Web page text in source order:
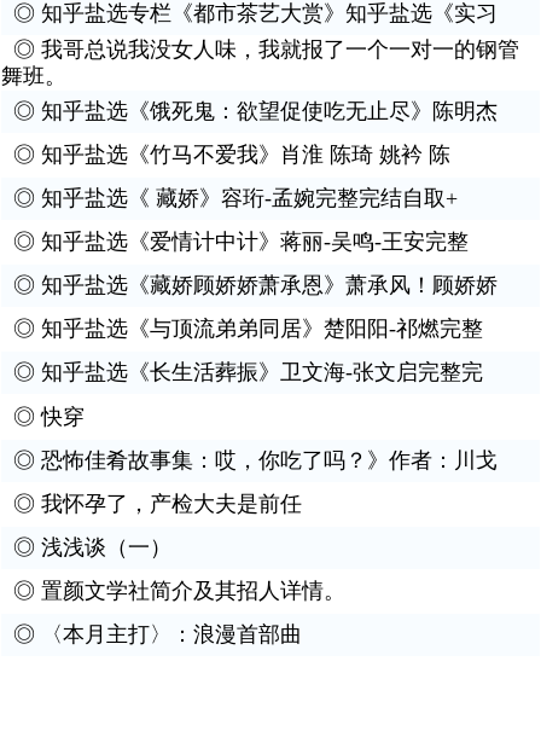
◎ 知乎盐选专栏《都市茶艺大赏》知乎盐选《实习
◎ 我哥总说我没女人味，我就报了一个一对一的钢管
舞班。
◎ 知乎盐选《饿死鬼：欲望促使吃无止尽》陈明杰
◎ 知乎盐选《竹马不爱我》肖淮 陈琦 姚衿 陈
◎ 知乎盐选《 藏娇》容珩-孟婉完整完结自取+
◎ 知乎盐选《爱情计中计》蒋丽-吴鸣-王安完整
◎ 知乎盐选《藏娇顾娇娇萧承恩》萧承风！顾娇娇
◎ 知乎盐选《与顶流弟弟同居》楚阳阳-祁燃完整
◎ 知乎盐选《长生活葬振》卫文海-张文启完整完
◎快穿
◎ 恐怖佳肴故事集：哎，你吃了吗？》作者：川戈
◎ 我怀孕了，产检大夫是前任
◎ 浅浅谈（一）
◎ 置颜文学社简介及其招人详情。
◎
〈本月主打〉：浪漫首部曲